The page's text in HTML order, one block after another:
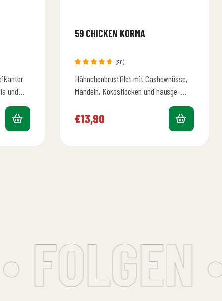
und
59 CHICKEN KORMA
mit4.70
(20)
Hähnchenbrustfilet mit Cashewnüsse,
Mandeln, Kokosflocken und hausge-
Rahmkäse in Sahnesauce dazu Reis
und Salat
€13,90